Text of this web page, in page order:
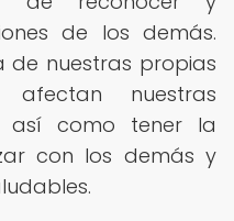
de los demás.
de nuestras propias
nuestras
así como tener la
con los demás y